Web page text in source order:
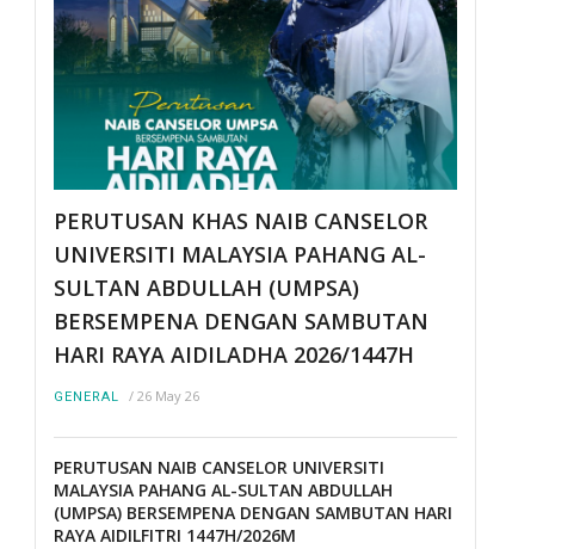
PERUTUSAN KHAS NAIB CANSELOR
UNIVERSITI MALAYSIA PAHANG AL-
SULTAN ABDULLAH (UMPSA)
BERSEMPENA DENGAN SAMBUTAN
HARI RAYA AIDILADHA 2026/1447H
GENERAL / 26 May 26
PERUTUSAN NAIB CANSELOR UNIVERSITI
MALAYSIA PAHANG AL-SULTAN ABDULLAH
(UMPSA) BERSEMPENA DENGAN SAMBUTAN HARI
RAYA AIDILFITRI 1447H/2026M